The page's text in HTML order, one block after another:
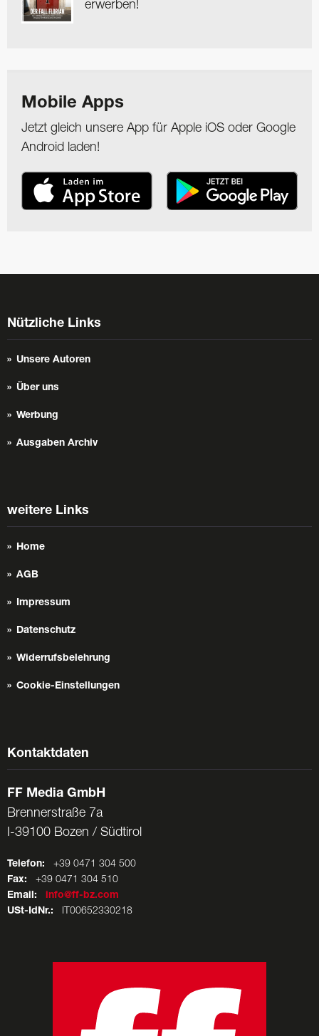
erwerben!
Mobile Apps
Jetzt gleich unsere App für Apple iOS oder Google
Android laden!
Nützliche Links
Unsere Autoren
Über uns
Werbung
Ausgaben Archiv
weitere Links
Home
AGB
Impressum
Datenschutz
Widerrufsbelehrung
Cookie-Einstellungen
Kontaktdaten
FF Media GmbH
Brennerstraße 7a
I-39100 Bozen / Südtirol
Telefon: +39 0471 304 500
Fax: +39 0471 304 510
Email:
info@ff-bz.com
USt-IdNr.: IT00652330218